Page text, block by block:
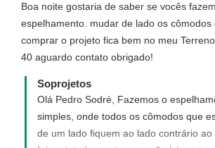
Boa noite gostaria de saber se vocês
espelhamento. mudar de lado os cômodos
comprar o projeto fica bem no meu
40 aguardo contato obrigado!
Soprojetos
Olá Pedro Sodré, Fazemos o
simples, onde todos os cômodos que
de um lado fiquem ao lado contrário ao